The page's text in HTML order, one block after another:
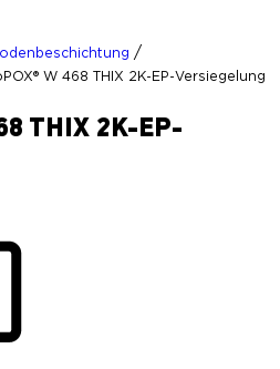
/
W 468 THIX 2K-EP-Versiegelung
THIX 2K-EP-